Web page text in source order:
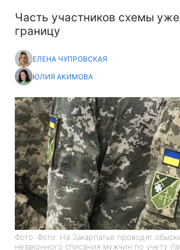
Часть участников схемы
границу
ЕЛЕНА ЧУПРОВСКАЯ
ЮЛИЯ АКИМОВА
Фото: Фото: На Закарпатье проводят
незаконного списания мужчин по учету